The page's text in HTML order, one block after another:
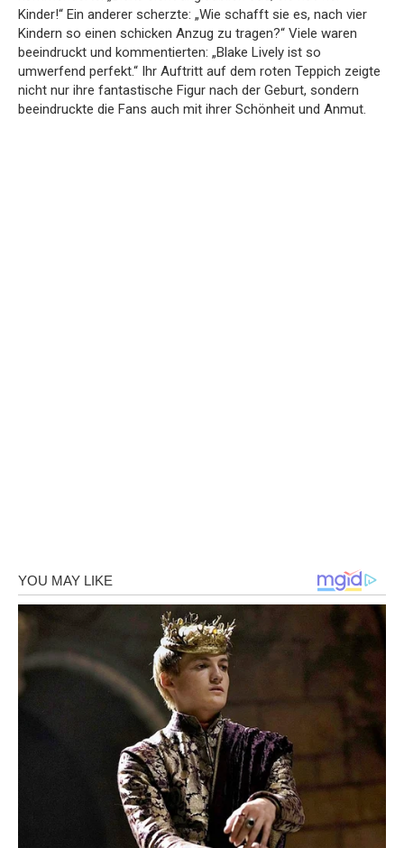
Kinder!“ Ein anderer scherzte: „Wie schafft sie es, nach vier
Kindern so einen schicken Anzug zu tragen?“ Viele waren
beeindruckt und kommentierten: „Blake Lively ist so
umwerfend perfekt.“ Ihr Auftritt auf dem roten Teppich zeigte
nicht nur ihre fantastische Figur nach der Geburt, sondern
beeindruckte die Fans auch mit ihrer Schönheit und Anmut.